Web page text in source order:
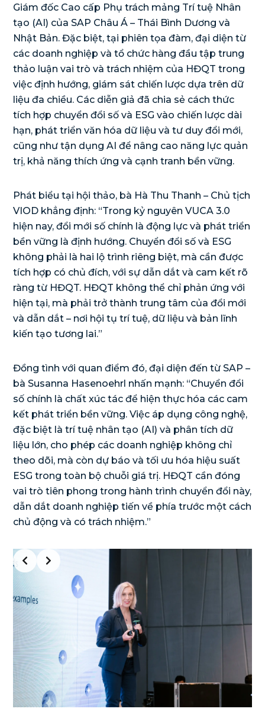
Giám đốc Cao cấp Phụ trách mảng Trí tuệ Nhân
tạo (AI) của SAP Châu Á – Thái Bình Dương và
Nhật Bản. Đặc biệt, tại phiên tọa đàm, đại diện từ
các doanh nghiệp và tổ chức hàng đầu tập trung
thảo luận vai trò và trách nhiệm của HĐQT trong
việc định hướng, giám sát chiến lược dựa trên dữ
liệu đa chiều. Các diễn giả đã chia sẻ cách thức
tích hợp chuyển đổi số và ESG vào chiến lược dài
hạn, phát triển văn hóa dữ liệu và tư duy đổi mới,
cũng như tận dụng AI để nâng cao năng lực quản
trị, khả năng thích ứng và cạnh tranh bền vững.
Phát biểu tại hội thảo, bà Hà Thu Thanh – Chủ tịch
VIOD khẳng định: “Trong kỷ nguyên VUCA 3.0
hiện nay, đổi mới số chính là động lực và phát triển
bền vững là định hướng. Chuyển đổi số và ESG
không phải là hai lộ trình riêng biệt, mà cần được
tích hợp có chủ đích, với sự dẫn dắt và cam kết rõ
ràng từ HĐQT. HĐQT không thể chỉ phản ứng với
hiện tại, mà phải trở thành trung tâm của đổi mới
và dẫn dắt – nơi hội tụ trí tuệ, dữ liệu và bản lĩnh
kiến tạo tương lai.”
Đồng tình với quan điểm đó, đại diện đến từ SAP –
bà Susanna Hasenoehrl nhấn mạnh: “Chuyển đổi
số chính là chất xúc tác để hiện thực hóa các cam
kết phát triển bền vững. Việc áp dụng công nghệ,
đặc biệt là trí tuệ nhân tạo (AI) và phân tích dữ
liệu lớn, cho phép các doanh nghiệp không chỉ
theo dõi, mà còn dự báo và tối ưu hóa hiệu suất
ESG trong toàn bộ chuỗi giá trị. HĐQT cần đóng
vai trò tiên phong trong hành trình chuyển đổi này,
dẫn dắt doanh nghiệp tiến về phía trước một cách
chủ động và có trách nhiệm.”